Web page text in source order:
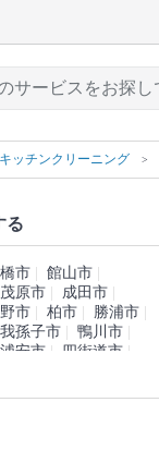
キッチンクリーニング
る
市
館山市
茂原市
成田市
市 柏市
勝浦市
我孫子市
鴨川市
浦安市
四街道市